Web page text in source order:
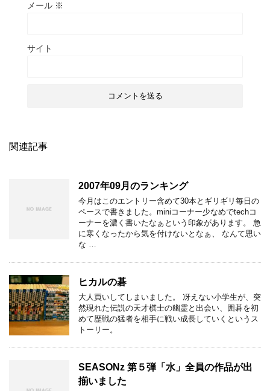
メール ※
サイト
関連記事
2007年09月のランキング
今月はこのエントリー含めて30本とギリギリ毎日の
ペースで書きました。miniコーナー少なめでtechコ
ーナーを濃く書いたなぁという印象があります。 急
に寒くなったから気を付けないとなぁ、 なんて思い
な …
ヒカルの碁
大人買いしてしまいました。 冴えない小学生が、突
然現れた伝説の天才棋士の幽霊と出会い、囲碁を初
めて歴戦の猛者を相手に戦い成長していくというス
トーリー。
SEASONz 第５弾「水」全員の作品が出
揃いました